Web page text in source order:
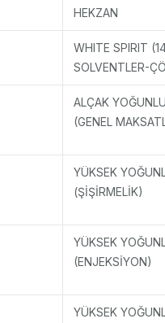
HEKZAN
WHITE SPIRIT
SOLVENTLER-
ALÇAK
(GENEL
YÜKSEK
(ŞİŞİRMELİK)
YÜKSEK
(ENJEKSİYON)
YÜKSEK